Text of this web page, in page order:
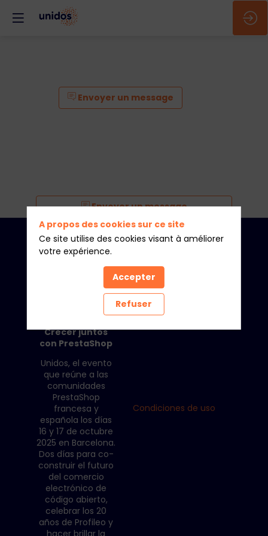
Envoyer un message
Envoyer un message
Crecer juntos
con PrestaShop
Unidos, el evento
que reúne a las
comunidades
PrestaShop
francesa y
española los días
16 y 17 de octubre
2025 en Barcelona.
Dos días para co-
construir el futuro
del comercio
electrónico de
código abierto,
celebrar los 20
años de Profileo y
Aviso legal
Condiciones de uso
A propos des cookies sur ce site
Ce site utilise des cookies visant à améliorer
votre expérience.
Accepter
Refuser